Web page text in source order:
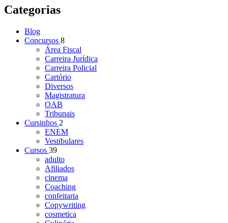
Categorias
Blog
Concursos 8
Área Fiscal
Carreira Jurídica
Carreira Policial
Cartório
Diversos
Magistratura
OAB
Tribunais
Cursinhos 2
ENEM
Vestibulares
Cursos 39
adulto
Afiliados
cinema
Coaching
confeitaria
Copywriting
cosmetica